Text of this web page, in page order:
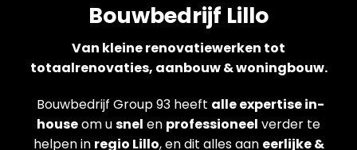
Bouwbedrijf Lillo
Van kleine renovatiewerken tot
totaalrenovaties, aanbouw & woningbouw.
Bouwbedrijf Group 93 heeft alle expertise in-
houseom usnel en professioneel verder te
helpen in regio Lillo, en dit alles aan eerlijke &